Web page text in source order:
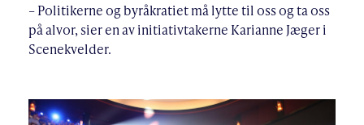
– Politikerne og byråkratiet må lytte til oss og ta oss
på alvor, sier en av initiativtakerne Karianne Jæger i
Scenekvelder.